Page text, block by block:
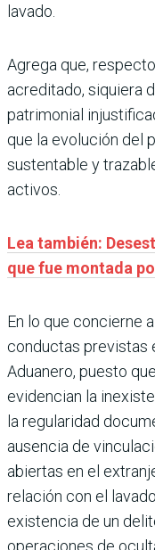
lavado.
Agrega que,
acreditado, siquiera
patrimonial
que la evolución del
sustentable y
activos.
Lea también:
que fue montada
En lo que concierne
conductas previstas
Aduanero, puesto
evidencian la
la regularidad
ausencia de
abiertas en el
relación con el
existencia de un
operaciones de